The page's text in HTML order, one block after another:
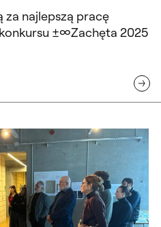
za najlepszą pracę
±∞Zachęta 2025
22